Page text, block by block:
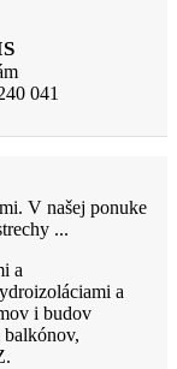
041
V našej ponuke
...
a
a
i budov
balkónov,